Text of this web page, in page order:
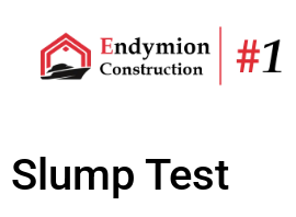
Slump Test